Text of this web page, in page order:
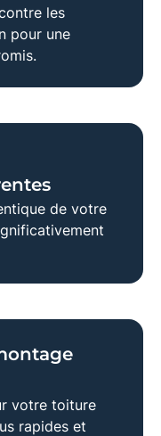
les
pour une
de votre
votre toiture
rapides et